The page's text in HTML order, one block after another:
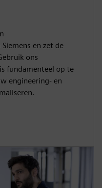
en zet de
ons
fundamenteel op te
engineering- en